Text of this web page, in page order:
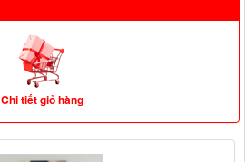
Chi tiết giỏ hàng